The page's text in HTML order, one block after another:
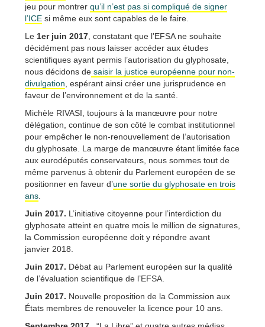
jeu pour montrer qu’il n’est pas si compliqué de signer
l’ICE si même eux sont capables de le faire.
Le 1er juin 2017 , constatant que l’EFSA ne souhaite
décidément pas nous laisser accéder aux études
scientifiques ayant permis l’autorisation du glyphosate,
nous décidons de saisir la justice européenne pour non-
divulgation , espérant ainsi créer une jurisprudence en
faveur de l’environnement et de la santé.
Michèle RIVASI, toujours à la manœuvre pour notre
délégation, continue de son côté le combat institutionnel
pour empêcher le non-renouvellement de l’autorisation
du glyphosate. La marge de manœuvre étant limitée face
aux eurodéputés conservateurs, nous sommes tout de
même parvenus à obtenir du Parlement européen de se
positionner en faveur d’une sortie du glyphosate en trois
ans
Juin 2017. L’initiative citoyenne pour l’interdiction du
glyphosate atteint en quatre mois le million de signatures,
la Commission européenne doit y répondre avant
janvier 2018.
Juin 2017. Débat au Parlement européen sur la qualité
de l’évaluation scientifique de l’EFSA.
Juin 2017. Nouvelle proposition de la Commission aux
États membres de renouveler la licence pour 10 ans.